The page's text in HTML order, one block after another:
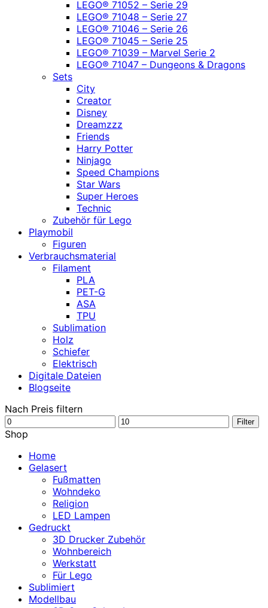
LEGO® 71052 – Serie 29
LEGO® 71048 – Serie 27
LEGO® 71046 – Serie 26
LEGO® 71045 – Serie 25
LEGO® 71039 – Marvel Serie 2
LEGO® 71047 – Dungeons & Dragons
Sets
City
Creator
Disney
Dreamzzz
Friends
Harry Potter
Ninjago
Speed Champions
Star Wars
Super Heroes
Technic
Zubehör für Lego
Playmobil
Figuren
Verbrauchsmaterial
Filament
PLA
PET-G
ASA
TPU
Sublimation
Holz
Schiefer
Elektrisch
Digitale Dateien
Blogseite
Nach Preis filtern
Min.
Preis
Max.
Filter
Shop
Home
Gelasert
Fußmatten
Wohndeko
Religion
LED Lampen
Gedruckt
3D Drucker Zubehör
Wohnbereich
Werkstatt
Für Lego
Sublimiert
Modellbau